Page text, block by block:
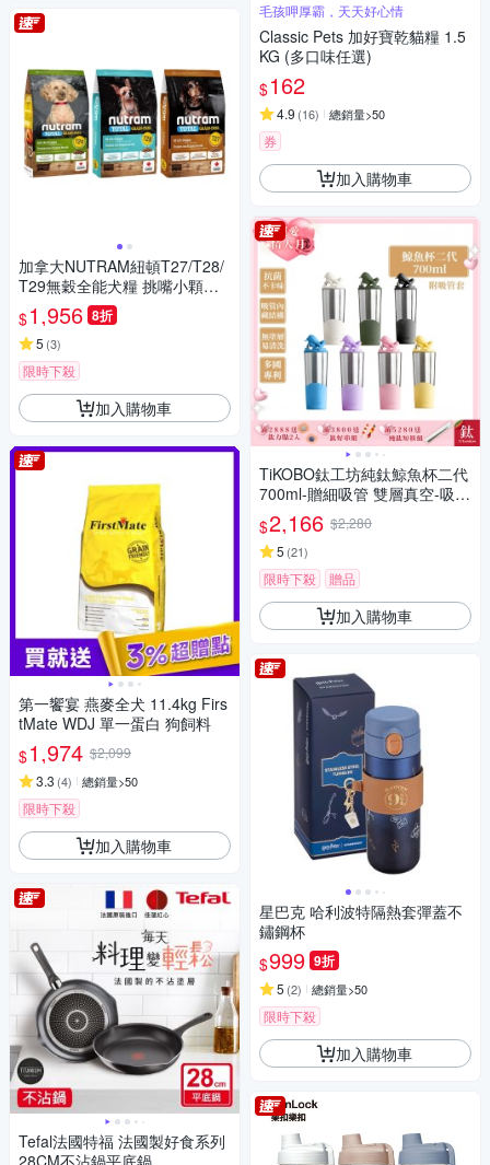
加拿大NUTRAM紐頓T27/T28/
T29無穀全能犬糧 挑嘴小顆粒
5.4kg(12lb)★
$1,956 8折
5 (3)
限時下殺
加入購物車
第一饗宴 燕麥全犬 11.4kg Firs
tMate WDJ 單一蛋白 狗飼料
$1,974 $2,099
3.3 (4) 總銷量>50
限時下殺
加入購物車
Tefal法國特福 法國製好食系列
毛孩呷厚霸，天天好心情
Classic Pets 加好寶乾貓糧 1.5
KG (多口味任選)
$162
4.9 (16) 總銷量>50
券
加入購物車
TiKOBO鈦工坊純鈦鯨魚杯二代
700ml-贈細吸管 雙層真空-吸管
杯.飲料杯.環保杯.冰霸杯.保溫
杯.隨行杯.杯子
$2,166 $2,280
5 (21)
限時下殺 贈品
加入購物車
星巴克 哈利波特隔熱套彈蓋不
鏽鋼杯
$999 9折
5 (2) 總銷量>50
限時下殺
加入購物車